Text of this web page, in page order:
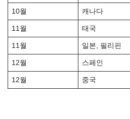
10월 캐나다
11월 태국
11월 일본, 필리핀
12월 스페인
12월 중국